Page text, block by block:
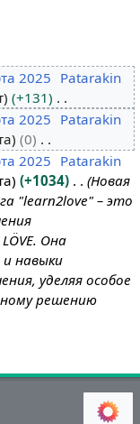
2025 Patarakin
+131
2025 Patarakin
0
2025 Patarakin
+1034
Новая
"learn2love" – это
Она
навыки
уделяя особое
решению